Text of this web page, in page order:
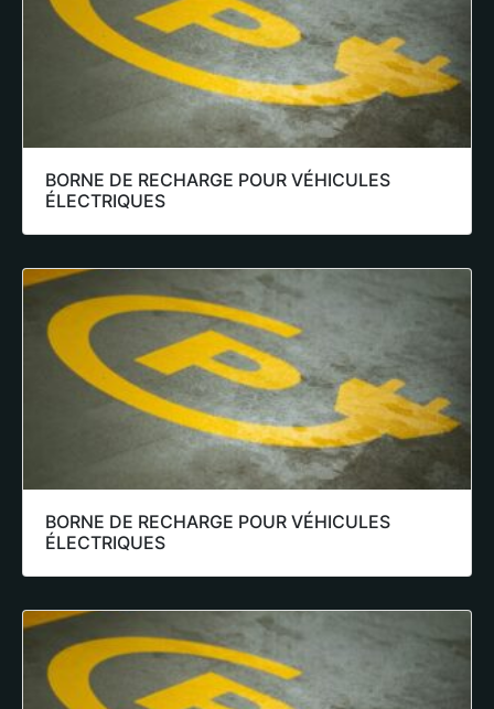
BORNE DE RECHARGE POUR VÉHICULES
ÉLECTRIQUES
BORNE DE RECHARGE POUR VÉHICULES
ÉLECTRIQUES